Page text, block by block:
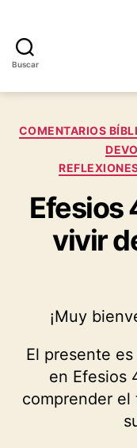
Buscar
COMENTARIOS
Efesios
vivir
¡Muy
El presente
en Efesios
comprender